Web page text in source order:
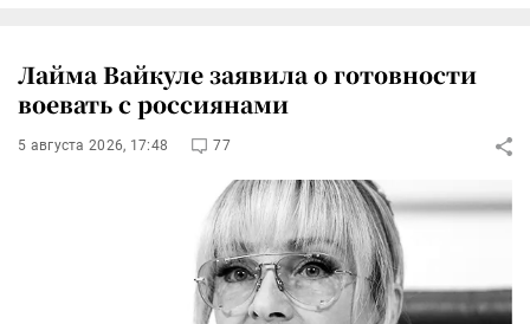
Лайма Вайкуле заявила о готовности
воевать с россиянами
5 августа 2026, 17:48 77